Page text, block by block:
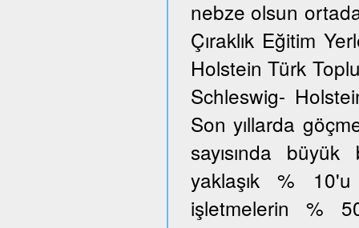
nebze olsun
Çıraklık Eğitim
Holstein Türk
Schleswig-
Son yıllarda
sayısında
yaklaşık %
işletmelerin %